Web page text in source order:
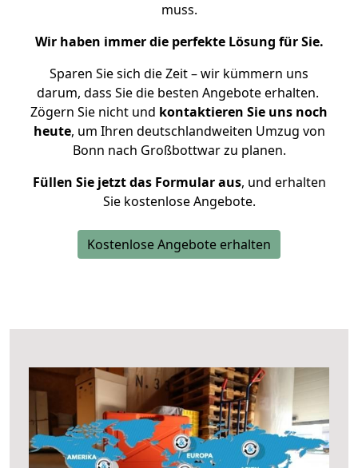
muss.
Wir haben immer die perfekte Lösung für Sie.
Sparen Sie sich die Zeit – wir kümmern uns
darum, dass Sie die besten Angebote erhalten.
Zögern Sie nicht und kontaktieren Sie uns noch
heute, um Ihren deutschlandweiten Umzug von
Bonn nach Großbottwar zu planen.
Füllen Sie jetzt das Formular aus, und erhalten
Sie kostenlose Angebote.
Kostenlose Angebote erhalten